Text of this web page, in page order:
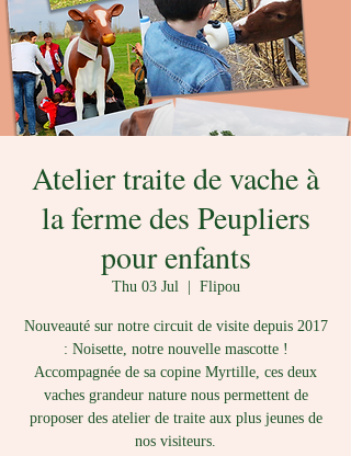
Atelier traite de vache à
la ferme des Peupliers
pour enfants
Thu 03 Jul
  |
Flipou
Nouveauté sur notre circuit de visite depuis 2017
: Noisette, notre nouvelle mascotte !
Accompagnée de sa copine Myrtille, ces deux
vaches grandeur nature nous permettent de
proposer des atelier de traite aux plus jeunes de
nos visiteurs.